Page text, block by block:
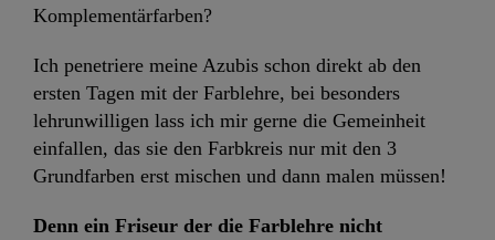
Komplementärfarben?
Ich penetriere meine Azubis schon direkt ab den
ersten Tagen mit der Farblehre, bei besonders
lehrunwilligen lass ich mir gerne die Gemeinheit
einfallen, das sie den Farbkreis nur mit den 3
Grundfarben erst mischen und dann malen müssen!
Denn ein Friseur der die Farblehre nicht